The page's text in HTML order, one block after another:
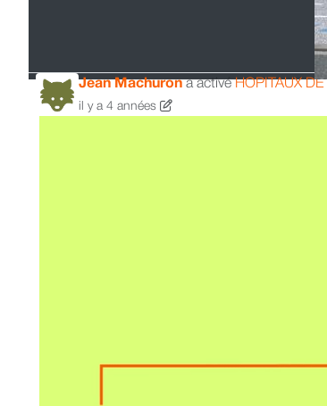
Jean Machurona activéHOPITAUX
il y a 4 années